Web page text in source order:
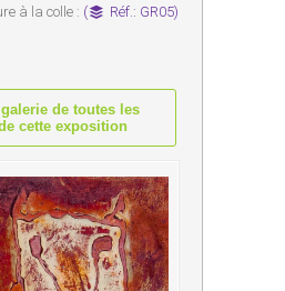
à la colle : ( Réf.: GR05)
de toutes les
cette exposition